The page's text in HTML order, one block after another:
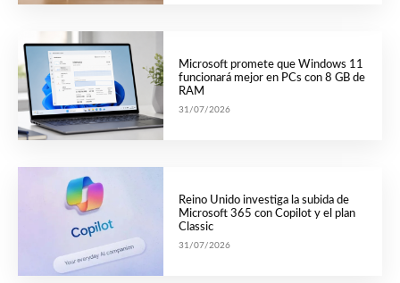
Microsoft promete que Windows 11
funcionará mejor en PCs con 8 GB de
RAM
31/07/2026
Reino Unido investiga la subida de
Microsoft 365 con Copilot y el plan
Classic
31/07/2026